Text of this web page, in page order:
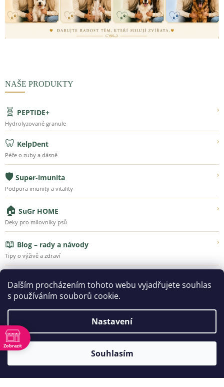
Dalším procházením tohoto webu vyjadřujete souhlas
s používáním souborů cookie.
Nastavení
Souhlasím
NAŠE PRODUKTY
🧬 PEPTIDE+ ›
Hydrolyzované granule
🦷 KelpDent ›
Péče o zuby a dásně
🛡️ Super-imunita ›
Podpora imunity a vitality
🏠 SuGr HOME ›
Deky pro milovníky psů
📖 Blog – rady a návody ›
Tipy o výživě a zdraví
Poznejte Super-Granule
Copyright 2026SUPER-GRANULE.CZ | Jsme tu pro ty, kteří
vás milují.... Všechna práva vyhrazena.
Zobrazit